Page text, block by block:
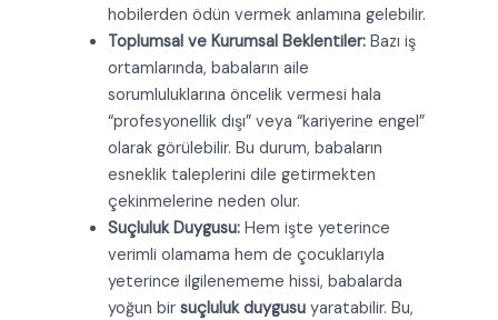
hobilerden ödün vermek anlamına gelebilir.
Toplumsal ve Kurumsal Beklentiler:Bazı iş
ortamlarında, babaların aile
sorumluluklarına öncelik vermesi hala
“profesyonellik dışı” veya “kariyerine engel”
olarak görülebilir. Bu durum, babaların
esneklik taleplerini dile getirmekten
çekinmelerine neden olur.
Suçluluk Duygusu:Hem işte yeterince
verimli olamama hem de çocuklarıyla
yeterince ilgilenememe hissi, babalarda
yoğun bir suçluluk duygusuyaratabilir. Bu,